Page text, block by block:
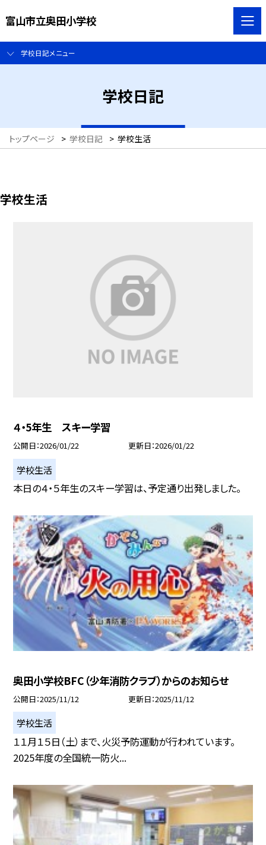
富山市立奥田小学校
学校日記メニュー
学校日記
トップページ > 学校日記 > 学校生活
学校生活
４・5年生 スキー学習
公開日 2026/01/22 更新日 2026/01/22
学校生活
本日の４・５年生のスキー学習は、予定通り出発しました。
奥田小学校BFC（少年消防クラブ）からのお知らせ
公開日 2025/11/12 更新日 2025/11/12
学校生活
１１月１５日（土）まで、火災予防運動が行われています。
2025年度の全国統一防火...